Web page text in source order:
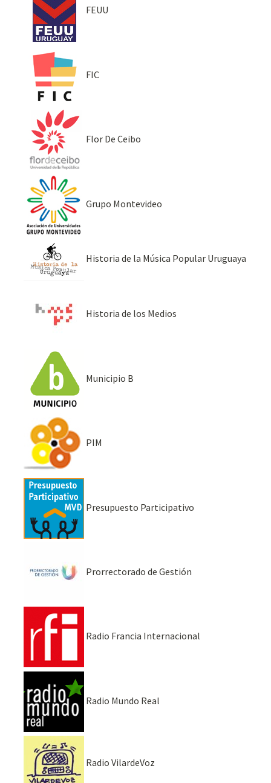
FEUU
FIC
Flor De Ceibo
Grupo Montevideo
Historia de la Música Popular Uruguaya
Historia de los Medios
Municipio B
PIM
Presupuesto Participativo
Prorrectorado de Gestión
Radio Francia Internacional
Radio Mundo Real
Radio VilardeVoz